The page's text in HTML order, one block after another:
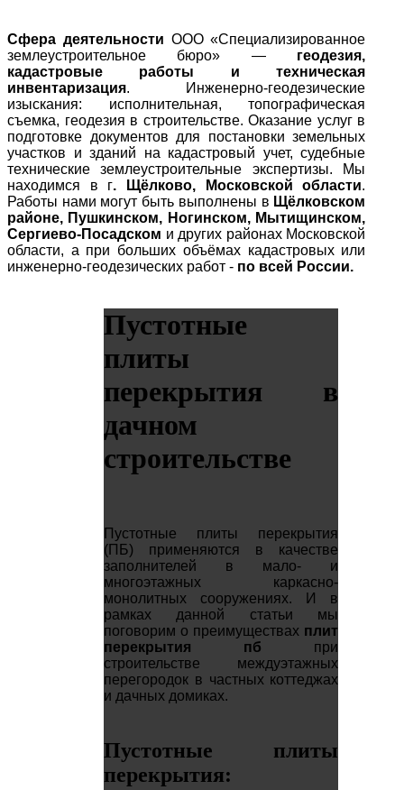
Сфера деятельности ООО «Специализированное
землеустроительное бюро» — геодезия,
кадастровые работы и техническая
инвентаризация. Инженерно-геодезические
изыскания: исполнительная, топографическая
съемка, геодезия в строительстве. Оказание услуг в
подготовке документов для постановки земельных
участков и зданий на кадастровый учет, судебные
технические землеустроительные экспертизы. Мы
находимся в г. Щёлково, Московской области.
Работы нами могут быть выполнены в Щёлковском
районе, Пушкинском, Ногинском, Мытищинском,
Сергиево-Посадском и других районах Московской
области, а при больших объёмах кадастровых или
инженерно-геодезических работ - по всей России.
Пустотные
плиты
перекрытия в
дачном
строительстве
Пустотные плиты перекрытия
(ПБ) применяются в качестве
заполнителей в мало- и
многоэтажных каркасно-
монолитных сооружениях. И в
рамках данной статьи мы
поговорим о преимуществах плит
перекрытия пб при
строительстве междуэтажных
перегородок в частных коттеджах
и дачных домиках.
Пустотные плиты
перекрытия: